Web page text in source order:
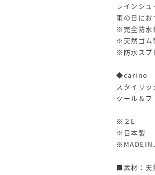
レインシュ
雨の日にお
※完全防水
※天然ゴム
※防水スプ
◆carino
スタイリ
クール＆フ
※２E
※日本製
■素材：天